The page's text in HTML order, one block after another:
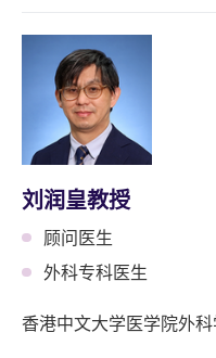
刘润皇教授
顾问医生
外科专科医生
香港中文大学医学院外